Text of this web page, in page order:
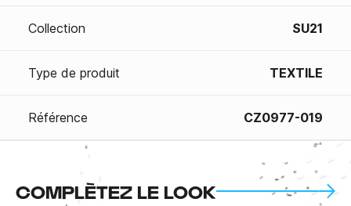
Collection SU21
Type de produit TEXTILE
Référence CZ0977-019
COMPLÈTEZ LE LOOK